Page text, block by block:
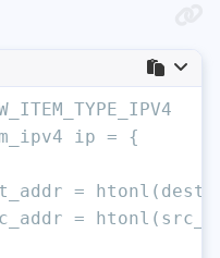
ip = {
=
=